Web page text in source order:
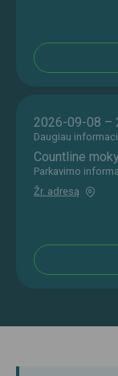
2026-09-08 –
Daugiau
Countline
Parkavimo
Žr. adresą